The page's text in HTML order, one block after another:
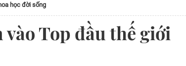
học đời sống
Top đầu thế giới